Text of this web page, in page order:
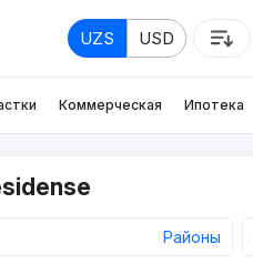
UZS USD
Коммерческая Ипотека
Районы